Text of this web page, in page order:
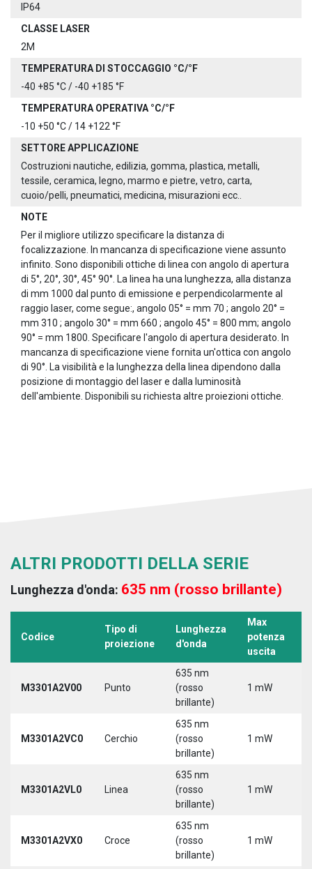
IP64
CLASSE LASER
2M
TEMPERATURA DI STOCCAGGIO °C/°F
-40 +85 °C / -40 +185 °F
TEMPERATURA OPERATIVA °C/°F
-10 +50 °C / 14 +122 °F
SETTORE APPLICAZIONE
Costruzioni nautiche, edilizia, gomma, plastica, metalli,
tessile, ceramica, legno, marmo e pietre, vetro, carta,
cuoio/pelli, pneumatici, medicina, misurazioni ecc..
NOTE
Per il migliore utilizzo specificare la distanza di
focalizzazione. In mancanza di specificazione viene assunto
infinito. Sono disponibili ottiche di linea con angolo di apertura
di 5°, 20°, 30°, 45° 90°. La linea ha una lunghezza, alla distanza
di mm 1000 dal punto di emissione e perpendicolarmente al
raggio laser, come segue:, angolo 05° = mm 70 ; angolo 20° =
mm 310 ; angolo 30° = mm 660 ; angolo 45° = 800 mm; angolo
90° = mm 1800. Specificare l'angolo di apertura desiderato. In
mancanza di specificazione viene fornita un'ottica con angolo
di 90°. La visibilità e la lunghezza della linea dipendono dalla
posizione di montaggio del laser e dalla luminosità
dell'ambiente. Disponibili su richiesta altre proiezioni ottiche.
ALTRI PRODOTTI DELLA SERIE
Lunghezza d'onda: 635 nm (rosso brillante)
Codice
Tipo di
proiezione
Lunghezza
d'onda
Max
potenza
uscita
M3301A2V00 Punto
635 nm
(rosso
brillante)
1 mW
M3301A2VC0 Cerchio
635 nm
(rosso
brillante)
1 mW
M3301A2VL0 Linea
635 nm
(rosso
brillante)
1 mW
M3301A2VX0 Croce
635 nm
(rosso
brillante)
1 mW